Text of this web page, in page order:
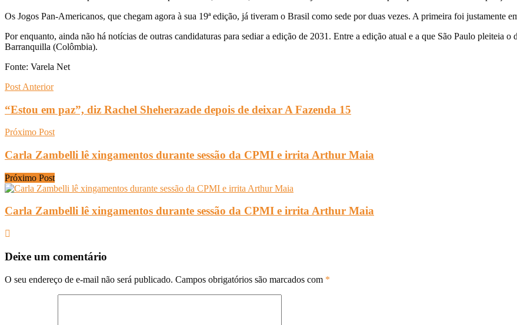
Os Jogos Pan-Americanos, que chegam agora à sua 19ª edição, já tiveram o Brasil como sede por duas vezes. A primeira foi justamente
Por enquanto, ainda não há notícias de outras candidaturas para sediar a edição de 2031. Entre a edição atual e a que São Paulo pleiteia
Barranquilla (Colômbia).
Fonte: Varela Net
Post Anterior
“Estou em paz”, diz Rachel Sheherazade depois de deixar A Fazenda 15
Próximo Post
Carla Zambelli lê xingamentos durante sessão da CPMI e irrita Arthur Maia
Próximo Post
Carla Zambelli lê xingamentos durante sessão da CPMI e irrita Arthur Maia
Deixe um comentário
O seu endereço de e-mail não será publicado. Campos obrigatórios são marcados com *